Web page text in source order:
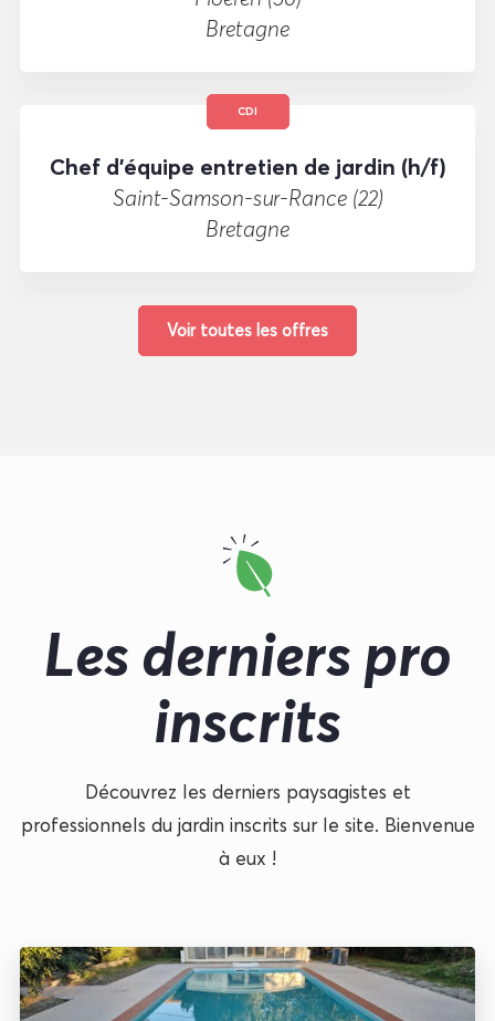
Bretagne
CDI
Chef d’équipe entretien de jardin (h/f)
Saint-Samson-sur-Rance (22)
Bretagne
Voir toutes les offres
Les derniers pro
inscrits
Découvrez les derniers paysagistes et
professionnels du jardin inscrits sur le site. Bienvenue
à eux !